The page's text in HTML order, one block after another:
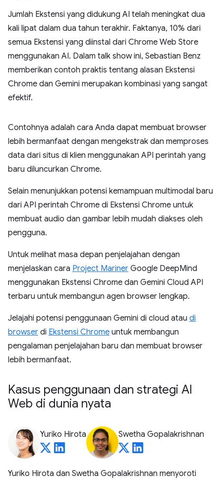
Jumlah Ekstensi yang didukung AI telah meningkat dua
kali lipat dalam dua tahun terakhir. Faktanya, 10% dari
semua Ekstensi yang diinstal dari Chrome Web Store
menggunakan AI. Dalam talk show ini, Sebastian Benz
memberikan contoh praktis tentang alasan Ekstensi
Chrome dan Gemini merupakan kombinasi yang sangat
efektif.
Contohnya adalah cara Anda dapat membuat browser
lebih bermanfaat dengan mengekstrak dan memproses
data dari situs di klien menggunakan API perintah yang
baru diluncurkan Chrome.
Selain menunjukkan potensi kemampuan multimodal baru
dari API perintah Chrome di Ekstensi Chrome untuk
membuat audio dan gambar lebih mudah diakses oleh
pengguna.
Untuk melihat masa depan penjelajahan dengan
menjelaskan cara Project Mariner Google DeepMind
menggunakan Ekstensi Chrome dan Gemini Cloud API
terbaru untuk membangun agen browser lengkap.
Jelajahi potensi penggunaan Gemini di cloud atau di
browser di Ekstensi Chrome untuk membangun
pengalaman penjelajahan baru dan membuat browser
lebih bermanfaat.
Kasus penggunaan dan strategi AI
Web di dunia nyata
Yuriko Hirota Swetha Gopalakrishnan
Yuriko Hirota dan Swetha Gopalakrishnan menyoroti